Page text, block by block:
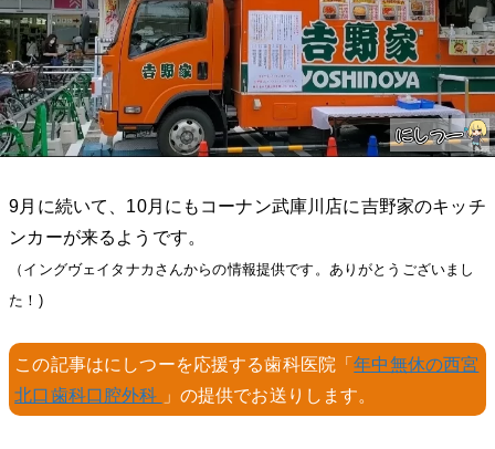
9月に続いて、10月にもコーナン武庫川店に吉野家のキッチ
ンカーが来るようです。
（イングヴェイタナカさんからの情報提供です。ありがとうございまし
た！)
この記事はにしつーを応援する歯科医院「年中無休の西宮
北口歯科口腔外科 」の提供でお送りします。